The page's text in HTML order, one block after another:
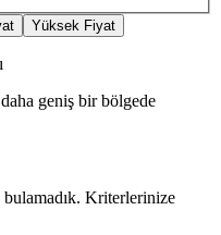
Yüksek Fiyat
geniş bir bölgede
Kriterlerinize